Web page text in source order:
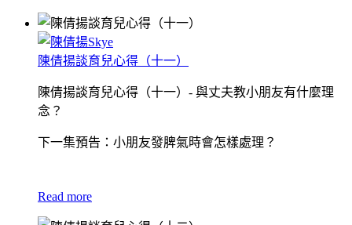
陳倩揚談育兒心得（十一）
陳倩揚談育兒心得（十一）- 與丈夫教小朋友有什麼理
念？
下一集預告：小朋友發脾氣時會怎樣處理？
Read more